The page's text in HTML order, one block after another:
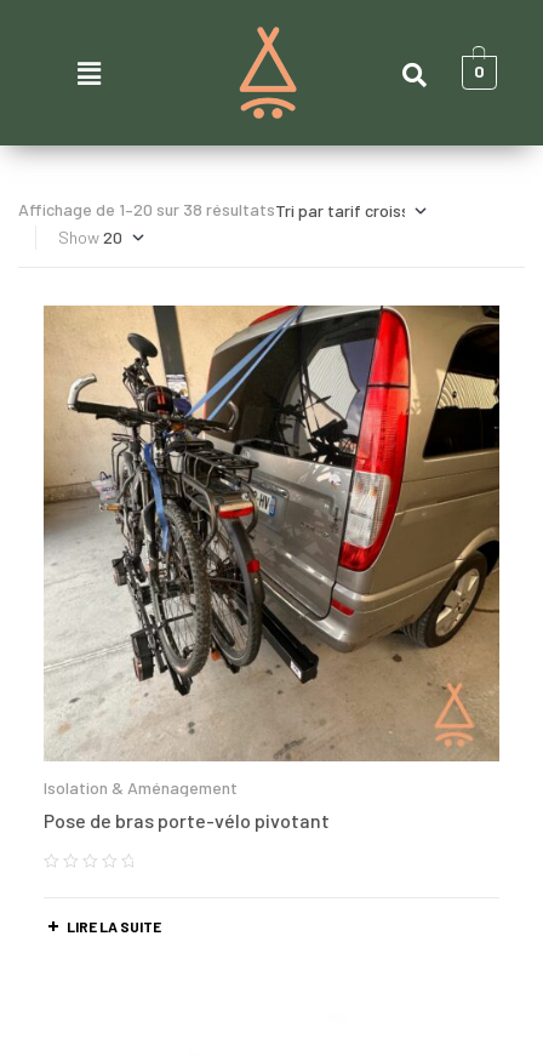
0
Affichage de 1–20 sur 38 résultats
Show
Isolation & Aménagement
Pose de bras porte-vélo pivotant
LIRE LA SUITE